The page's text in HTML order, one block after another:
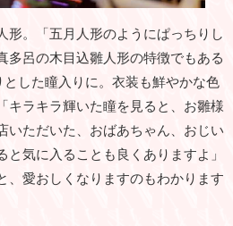
形。「五月人形のようにぱっちりし
多呂の木目込雛人形の特徴でもある
した瞳入りに。衣装も鮮やかな色
キラキラ輝いた瞳を見ると、お雛様
いただいた、おばあちゃん、おじい
気に入ることも良くありますよ」
、愛おしくなりますのもわかります